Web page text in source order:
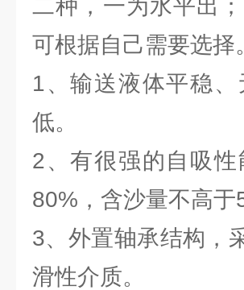
二种，一为水平出
可根据自己需要选择
1、输送液体平稳
低。
2、有很强的自吸
80%，含沙量不高于
3、外置轴承结构，
滑性介质。